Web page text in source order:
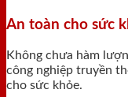
An toàn cho sức
Không chưa hàm
công nghiệp truyền
cho sức khỏe.